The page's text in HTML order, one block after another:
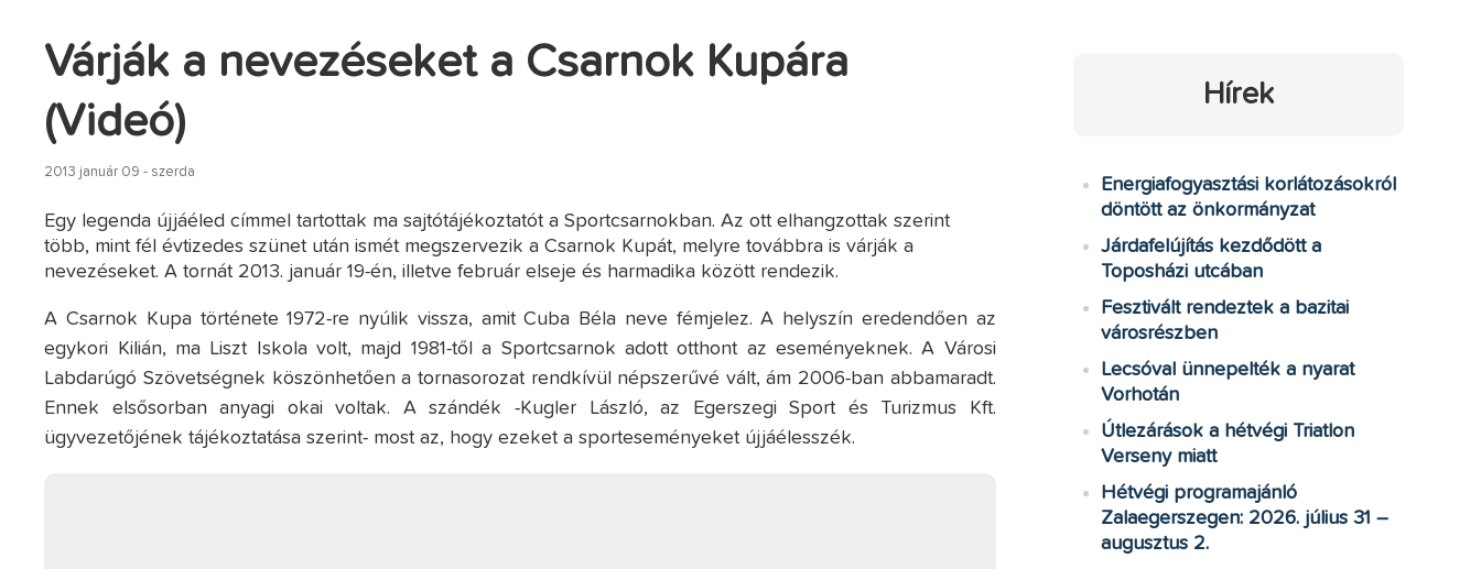
Várják a nevezéseket a Csarnok Kupára
(Videó)
2013 január 09 - szerda
Egy legenda újjáéled címmel tartottak ma sajtótájékoztatót a Sportcsarnokban. Az ott elhangzottak szerint
több, mint fél évtizedes szünet után ismét megszervezik a Csarnok Kupát, melyre továbbra is várják a
nevezéseket. A tornát 2013. január 19-én, illetve február elseje és harmadika között rendezik.
A Csarnok Kupa története 1972-re nyúlik vissza, amit Cuba Béla neve fémjelez. A helyszín eredendően az
egykori Kilián, ma Liszt Iskola volt, majd 1981-től a Sportcsarnok adott otthont az eseményeknek. A Városi
Labdarúgó Szövetségnek köszönhetően a tornasorozat rendkívül népszerűvé vált, ám 2006-ban abbamaradt.
Ennek elsősorban anyagi okai voltak. A szándék -Kugler László, az Egerszegi Sport és Turizmus Kft.
ügyvezetőjének tájékoztatása szerint- most az, hogy ezeket a sporteseményeket újjáélesszék.
Hírek
Energiafogyasztási korlátozásokról
döntött az önkormányzat
Járdafelújítás kezdődött a
Toposházi utcában
Fesztivált rendeztek a bazitai
városrészben
Lecsóval ünnepelték a nyarat
Vorhotán
Útlezárások a hétvégi Triatlon
Verseny miatt
Hétvégi programajánló
Zalaegerszegen: 2026. július 31 –
augusztus 2.